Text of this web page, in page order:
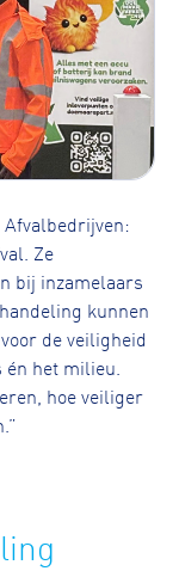
Ze
bij inzamelaars
kunnen
de veiligheid
het milieu.
hoe veiliger